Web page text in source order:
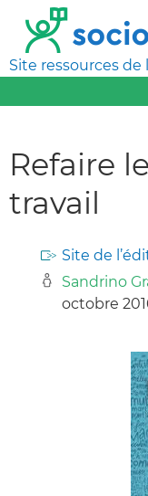
Site ressources de
Refaire
travail
Site de
Sandrino
octobre